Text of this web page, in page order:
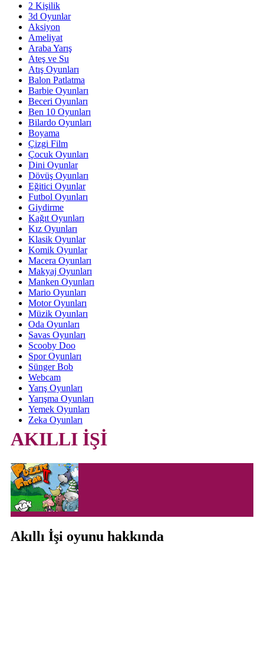
2 Kişilik
3d Oyunlar
Aksiyon
Ameliyat
Araba Yarış
Ateş ve Su
Atış Oyunları
Balon Patlatma
Barbie Oyunları
Beceri Oyunları
Ben 10 Oyunları
Bilardo Oyunları
Boyama
Çizgi Film
Çocuk Oyunları
Dini Oyunlar
Dövüş Oyunları
Eğitici Oyunlar
Futbol Oyunları
Giydirme
Kağıt Oyunları
Kız Oyunları
Klasik Oyunlar
Komik Oyunlar
Macera Oyunları
Makyaj Oyunları
Manken Oyunları
Mario Oyunları
Motor Oyunları
Müzik Oyunları
Oda Oyunları
Savas Oyunları
Scooby Doo
Spor Oyunları
Sünger Bob
Webcam
Yarış Oyunları
Yarışma Oyunları
Yemek Oyunları
Zeka Oyunları
AKILLI İŞİ
Akıllı İşi oyunu hakkında